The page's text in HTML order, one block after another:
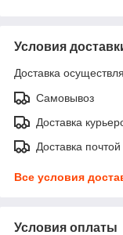
Условия
Доставка
Самовывоз
Доставка
Доставка почтой
Все условия
Условия оплаты